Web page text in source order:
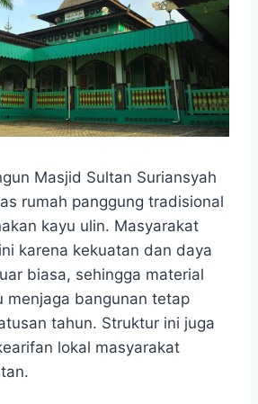
Masjid Sultan Suriansyah
rumah panggung tradisional
kayu ulin. Masyarakat
karena kekuatan dan daya
biasa, sehingga material
menjaga bangunan tetap
tahun. Struktur ini juga
lokal masyarakat